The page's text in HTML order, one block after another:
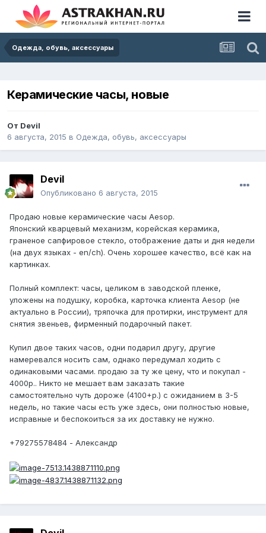
Одежда, обувь, аксессуары
Керамические часы, новые
От Devil
6 августа, 2015 в Одежда, обувь, аксессуары
Devil
Опубликовано 6 августа, 2015
Продаю новые керамические часы Aesop.
Японский кварцевый механизм, корейская керамика,
граненое сапфировое стекло, отображение даты и дня недели
(на двух языках - en/ch). Очень хорошее качество, всё как на
картинках.
Полный комплект: часы, целиком в заводской пленке,
уложены на подушку, коробка, карточка клиента Aesop (не
актуально в России), тряпочка для протирки, инструмент для
снятия звеньев, фирменный подарочный пакет.
Купил двое таких часов, одни подарил другу, другие
намеревался носить сам, однако передумал ходить с
одинаковыми часами. продаю за ту же цену, что и покупал -
4000р.. Никто не мешает вам заказать такие
самостоятельно чуть дороже (4100+р.) с ожиданием в 3-5
недель, но такие часы есть уже здесь, они полностью новые,
исправные и беспокоиться за их доставку не нужно.
+79275578484 - Александр